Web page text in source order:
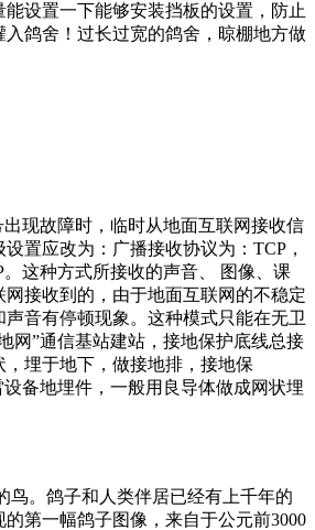
设置一下能够安装挡板的设置，防止
鸽舍！过长过宽的鸽舍，晾棚地方做
现故障时，临时从地面互联网接收信
置应改为：广播接收协议为：TCP，
这种方式所接收的声音、 图像、课
接收到的，由于地面互联网的不稳定
音有停顿现象。这种模式只能在无卫
网”通信基站建站，接地保护底线总接
埋于地下，做接地排，接地保
备地埋件，一般用良导体做成网状埋
鸟。鸽子和人类伴居已经有上千年的
第一幅鸽子图像，来自于公元前3000